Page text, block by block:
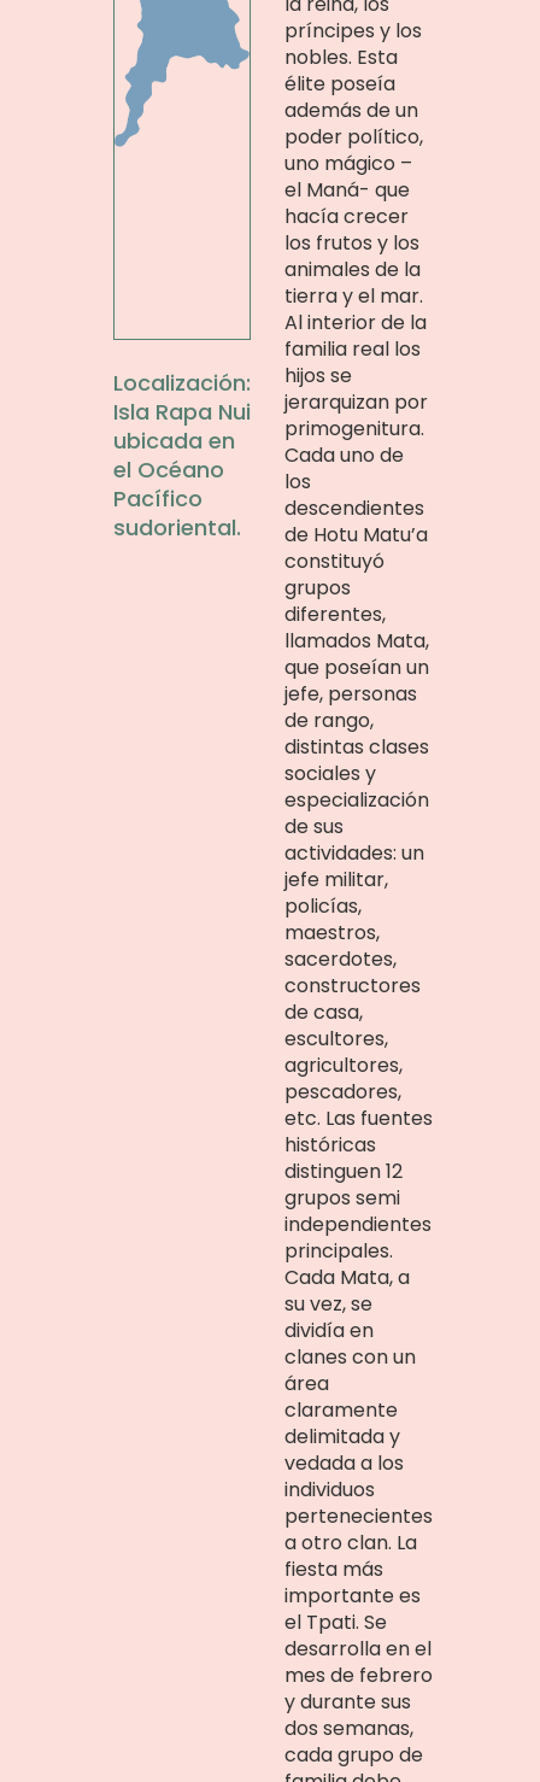
Localización:
Isla Rapa Nui
ubicada en
el Océano
Pacífico
sudoriental.
príncipes y los
nobles. Esta
élite poseía
además de un
poder político,
uno mágico –
el Maná- que
hacía crecer
los frutos y los
animales de la
tierra y el mar.
Al interior de la
familia real los
hijos se
jerarquizan por
primogenitura.
Cada uno de
los
descendientes
de Hotu Matu’a
constituyó
grupos
diferentes,
llamados Mata,
que poseían un
jefe, personas
de rango,
distintas clases
sociales y
especialización
de sus
actividades: un
jefe militar,
policías,
maestros,
sacerdotes,
constructores
de casa,
escultores,
agricultores,
pescadores,
etc. Las fuentes
históricas
distinguen 12
grupos semi
independientes
principales.
Cada Mata, a
su vez, se
dividía en
clanes con un
área
claramente
delimitada y
vedada a los
individuos
pertenecientes
a otro clan. La
fiesta más
importante es
el Tpati. Se
desarrolla en el
mes de febrero
y durante sus
dos semanas,
cada grupo de